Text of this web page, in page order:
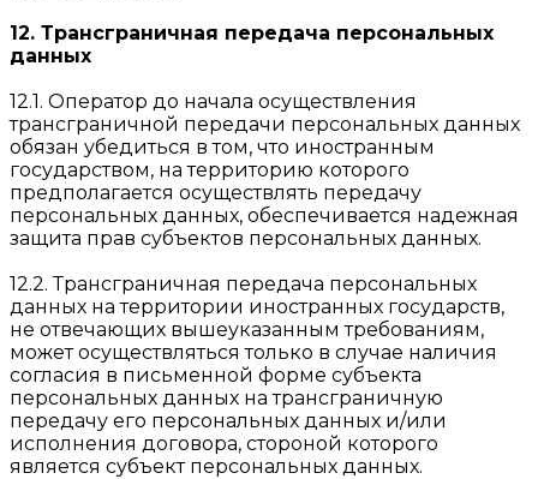
12. Трансграничная передача персональных
данных
12.1. Оператор до начала осуществления
трансграничной передачи персональных данных
обязан убедиться в том, что иностранным
государством, на территорию которого
предполагается осуществлять передачу
персональных данных, обеспечивается надежная
защита прав субъектов персональных данных.
12.2. Трансграничная передача персональных
данных на территории иностранных государств,
не отвечающих вышеуказанным требованиям,
может осуществляться только в случае наличия
согласия в письменной форме субъекта
персональных данных на трансграничную
передачу его персональных данных и/или
исполнения договора, стороной которого
является субъект персональных данных.